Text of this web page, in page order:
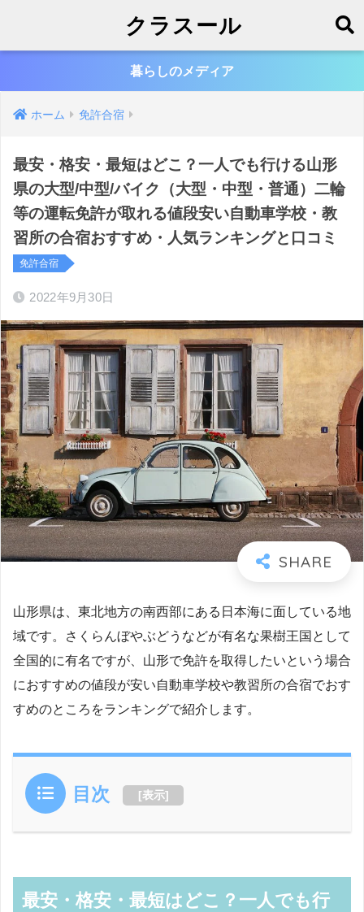
クラスール
暮らしのメディア
ホーム 免許合宿
最安・格安・最短はどこ？一人でも行ける山形
県の大型/中型/バイク（大型・中型・普通）二輪
等の運転免許が取れる値段安い自動車学校・教
習所の合宿おすすめ・人気ランキングと口コミ
免許合宿
2022年9月30日
山形県は、東北地方の南西部にある日本海に面している地
域です。さくらんぼやぶどうなどが有名な果樹王国として
全国的に有名ですが、山形で免許を取得したいという場合
におすすめの値段が安い自動車学校や教習所の合宿でおす
すめのところをランキングで紹介します。
目次 [表示]
最安・格安・最短はどこ？一人でも行